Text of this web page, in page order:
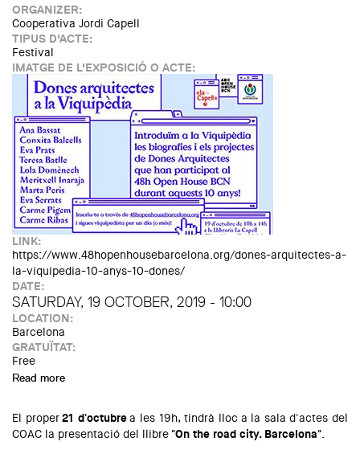
ORGANIZER:
Cooperativa Jordi Capell
TIPUS D'ACTE:
Festival
IMATGE DE L'EXPOSICIÓ O ACTE:
LINK:
https://www.48hopenhousebarcelona.org/dones-arquitectes-a-
la-viquipedia-10-anys-10-dones/
DATE:
SATURDAY, 19 OCTOBER, 2019 - 10:00
LOCATION:
Barcelona
GRATUÏTAT:
Free
Read more
El proper21 d'octubrea les 19h, tindrà lloc a la sala d'actes del
COAC la presentació del llibre "On the road city. Barcelona".